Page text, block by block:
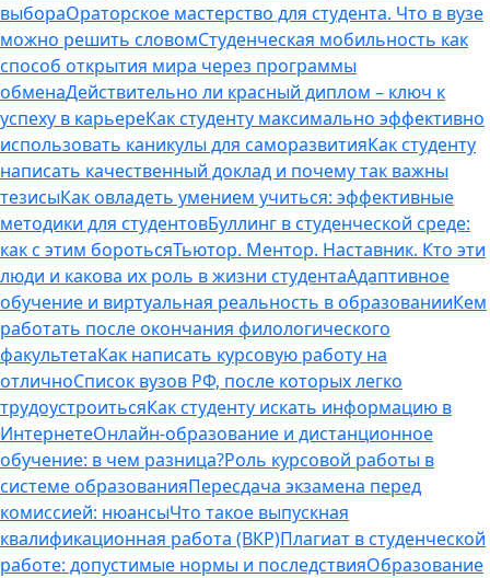
выбораОраторское мастерство для студента. Что в вузе
можно решить словомСтуденческая мобильность как
способ открытия мира через программы
обменаДействительно ли красный диплом – ключ к
успеху в карьереКак студенту максимально эффективно
использовать каникулы для саморазвитияКак студенту
написать качественный доклад и почему так важны
тезисыКак овладеть умением учиться: эффективные
методики для студентовБуллинг в студенческой среде:
как с этим боротьсяТьютор. Ментор. Наставник. Кто эти
люди и какова их роль в жизни студентаАдаптивное
обучение и виртуальная реальность в образованииКем
работать после окончания филологического
факультетаКак написать курсовую работу на
отличноСписок вузов РФ, после которых легко
трудоустроитьсяКак студенту искать информацию в
ИнтернетеОнлайн-образование и дистанционное
обучение: в чем разница?Роль курсовой работы в
системе образованияПересдача экзамена перед
комиссией: нюансыЧто такое выпускная
квалификационная работа (ВКР)Плагиат в студенческой
работе: допустимые нормы и последствияОбразование